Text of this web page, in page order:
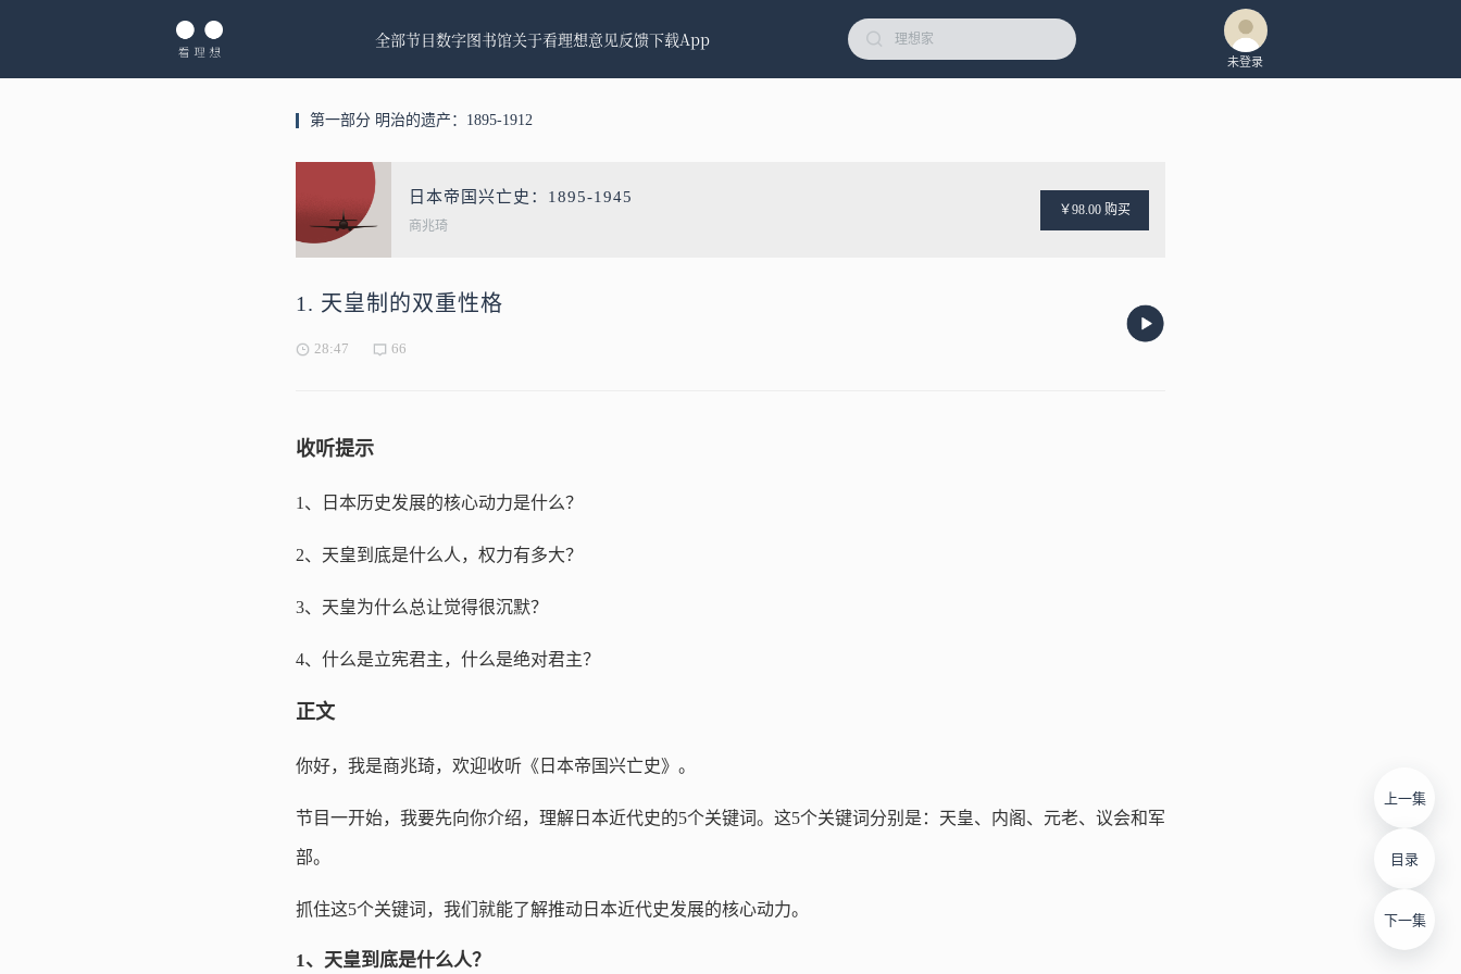
全部节目数字图书馆关于看理想意见反馈下载App
未登录
第一部分 明治的遗产：1895-1912
日本帝国兴亡史：1895-1945
商兆琦
￥98.00 购买
1. 天皇制的双重性格
28:47 66
上一集
目录
下一集
收听提示
1、日本历史发展的核心动力是什么？
2、天皇到底是什么人，权力有多大？
3、天皇为什么总让觉得很沉默？
4、什么是立宪君主，什么是绝对君主？
正文
你好，我是商兆琦，欢迎收听《日本帝国兴亡史》。
节目一开始，我要先向你介绍，理解日本近代史的5个关键词。这5个关键词分别是：天皇、内阁、元老、议会和军
部。
抓住这5个关键词，我们就能了解推动日本近代史发展的核心动力。
1、天皇到底是什么人？